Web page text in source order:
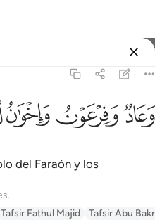
ﲳﲴﲵ
del Faraón y los
Tafsir Fathul Majid Tafsir Abu